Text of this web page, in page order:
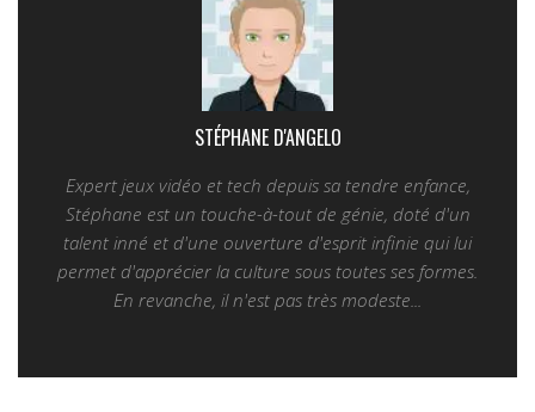
STÉPHANE D'ANGELO
Expert jeux vidéo et tech depuis sa tendre enfance,
Stéphane est un touche-à-tout de génie, doté d'un
talent inné et d'une ouverture d'esprit infinie qui lui
permet d'apprécier la culture sous toutes ses formes.
En revanche, il n'est pas très modeste...